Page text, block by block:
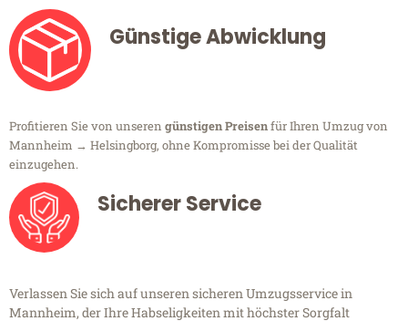
Günstige Abwicklung
Profitieren Sie von unseren günstigen Preisenfür Ihren Umzug von
Mannheim → Helsingborg, ohne Kompromisse bei der Qualität
einzugehen.
Sicherer Service
Verlassen Sie sich auf unseren sicheren Umzugsservice in
Mannheim, der Ihre Habseligkeiten mit höchster Sorgfalt